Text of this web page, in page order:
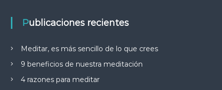
Publicaciones recientes
Meditar, es más sencillo de lo que crees
9 beneficios de nuestra meditación
4 razones para meditar